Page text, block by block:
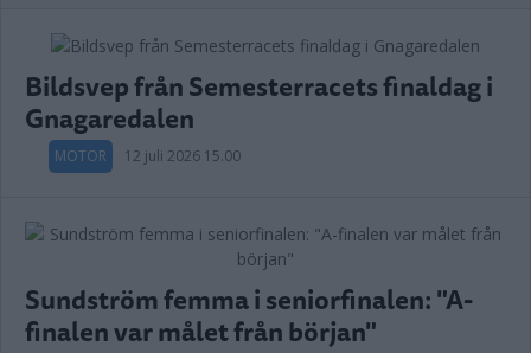
Bildsvep från Semesterracets finaldag i
Gnagaredalen
MOTOR 12 juli 2026 15.00
Sundström femma i seniorfinalen: "A-
finalen var målet från början"